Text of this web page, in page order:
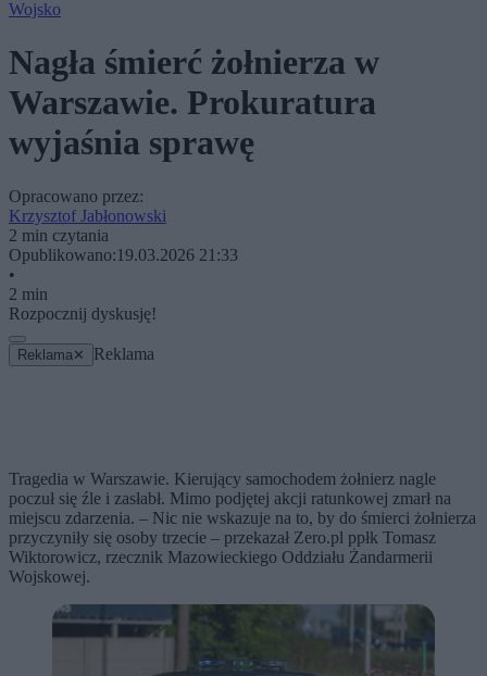
Wojsko
Nagła śmierć żołnierza w
Warszawie. Prokuratura
wyjaśnia sprawę
Opracowano przez:
Krzysztof Jabłonowski
2 min czytania
Opublikowano:19.03.2026 21:33
•
2 min
Rozpocznij dyskusję!
Reklama ✕ Reklama
Tragedia w Warszawie. Kierujący samochodem żołnierz nagle
poczuł się źle i zasłabł. Mimo podjętej akcji ratunkowej zmarł na
miejscu zdarzenia. – Nic nie wskazuje na to, by do śmierci żołnierza
przyczyniły się osoby trzecie – przekazał Zero.pl ppłk Tomasz
Wiktorowicz, rzecznik Mazowieckiego Oddziału Żandarmerii
Wojskowej.